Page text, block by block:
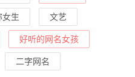
女生 文艺
好听的网名女孩
二字网名